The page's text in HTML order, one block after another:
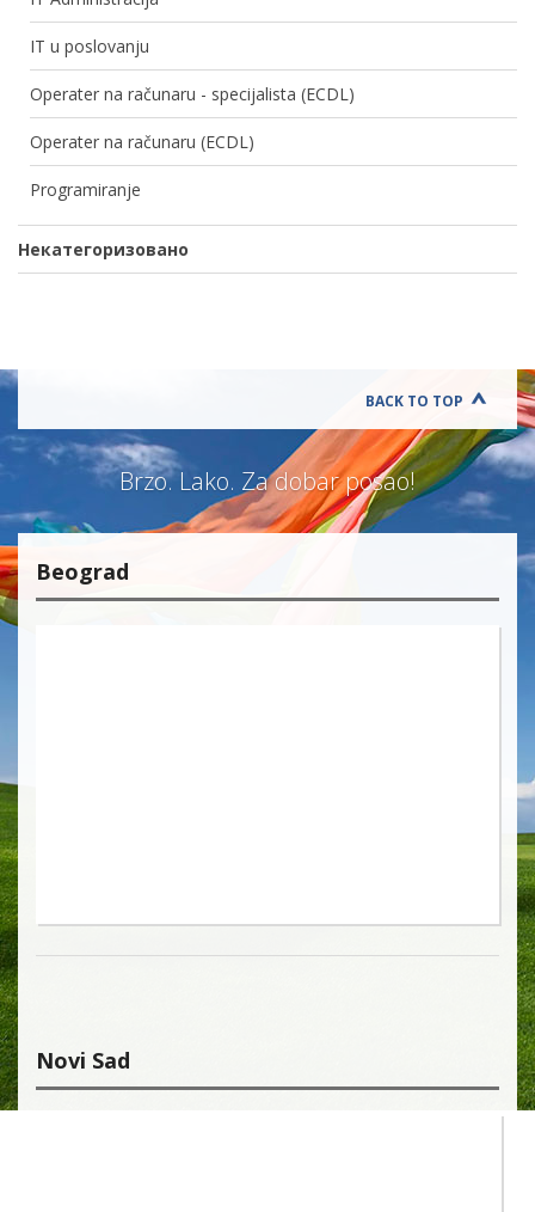
IT u poslovanju
Operater na računaru - specijalista (ECDL)
Operater na računaru (ECDL)
Programiranje
Некатегоризовано
BACK TO TOP
Brzo. Lako. Za dobar posao!
Beograd
Novi Sad